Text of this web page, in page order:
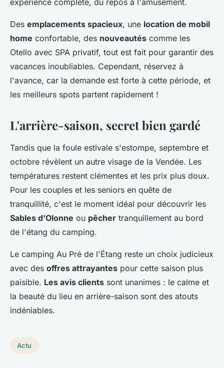
expérience complète, du repos à l'amusement.
Des emplacements spacieux, une location de mobil
home confortable, des nouveautés comme les
Otello avec SPA privatif, tout est fait pour garantir des
vacances inoubliables. Cependant, réservez à
l'avance, car la demande est forte à cette période, et
les meilleurs spots partent rapidement !
L'arrière-saison, secret bien gardé
Tandis que la foule estivale s'estompe, septembre et
octobre révèlent un autre visage de la Vendée. Les
températures restent clémentes et les prix plus doux.
Pour les couples et les seniors en quête de
tranquillité, c'est le moment idéal pour découvrir les
Sables d'Olonne ou pêcher tranquillement au bord
de l'étang du camping.
Le camping Au Pré de l'Étang reste un choix judicieux
avec des offres attrayantes pour cette saison plus
paisible. Les avis clients sont unanimes : le calme et
la beauté du lieu en arrière-saison sont des atouts
indéniables.
Actu